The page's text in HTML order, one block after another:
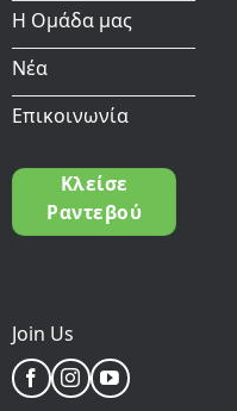
Η Ομάδα μας
Νέα
Επικοινωνία
Κλείσε
Ραντεβού
Join Us